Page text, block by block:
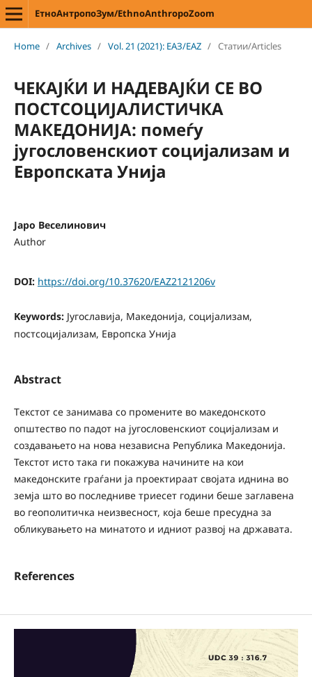
ЕтноАнтропоЗум/EthnoAnthropoZoom
Home / Archives / Vol. 21 (2021): ЕАЗ/EAZ / Статии/Articles
ЧЕКАЈЌИ И НАДЕВАЈЌИ СЕ ВО
ПОСТСОЦИЈАЛИСТИЧКА
МАКЕДОНИЈА: помеѓу
југословенскиот социјализам и
Европската Унија
Јаро Веселинович
Author
DOI: https://doi.org/10.37620/EAZ2121206v
Keywords: Југославија, Македонија, социјализам,
постсоцијализам, Европска Унија
Abstract
Tекстот се занимава со промените во македонското
општество по падот на југословенскиот социјализам и
создавањето на нова независна Република Македонија.
Текстот исто така ги покажува начините на кои
македонските граѓани ја проектираат својата иднина во
земја што во последниве триесет години беше заглавена
во геополитичка неизвесност, која беше пресудна за
обликувањето на минатото и идниот развој на државата.
References